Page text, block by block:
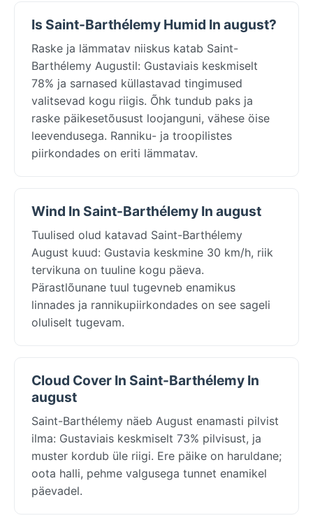
Is Saint-Barthélemy Humid In august?
Raske ja lämmatav niiskus katab Saint-
Barthélemy Augustil: Gustaviais keskmiselt
78% ja sarnased küllastavad tingimused
valitsevad kogu riigis. Õhk tundub paks ja
raske päikesetõusust loojanguni, vähese öise
leevendusega. Ranniku- ja troopilistes
piirkondades on eriti lämmatav.
Wind In Saint-Barthélemy In august
Tuulised olud katavad Saint-Barthélemy
August kuud: Gustavia keskmine 30 km/h, riik
tervikuna on tuuline kogu päeva.
Pärastlõunane tuul tugevneb enamikus
linnades ja rannikupiirkondades on see sageli
oluliselt tugevam.
Cloud Cover In Saint-Barthélemy In
august
Saint-Barthélemy näeb August enamasti pilvist
ilma: Gustaviais keskmiselt 73% pilvisust, ja
muster kordub üle riigi. Ere päike on haruldane;
oota halli, pehme valgusega tunnet enamikel
päevadel.